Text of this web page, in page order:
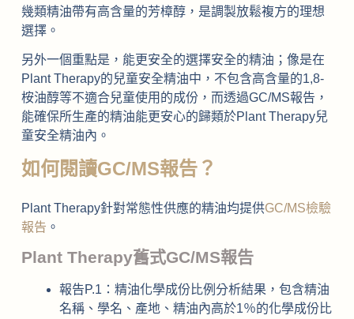
幾類精油帶有高含量的芳樟醇，是調製放鬆複方的理想
選擇。
另外一個重點是，能更安全的選擇安全的精油；像是在
Plant Therapy的兒童安全精油中，不包含高含量的1,8-
桉油醇等不適合兒童使用的成份，而透過GC/MS報告，
能確保所生產的精油能更安心的歸類於Plant Therapy兒
童安全精油內。
如何閱讀GC/MS報告？
Plant Therapy針對常態性供應的精油均提供GC/MS檢驗
報告 。
Plant Therapy舊式GC/MS報告
報告P.1：精油化學成份比例分析結果，包含精油
名稱、學名、產地、精油內高於1％的化學成份比